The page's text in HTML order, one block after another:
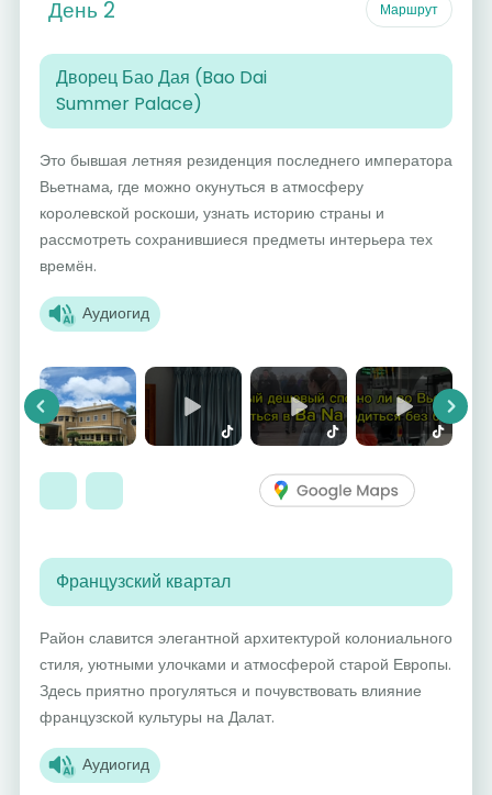
День 2 Маршрут
Дворец Бао Дая (Bao Dai
Summer Palace)
Это бывшая летняя резиденция последнего императора
Вьетнама, где можно окунуться в атмосферу
королевской роскоши, узнать историю страны и
рассмотреть сохранившиеся предметы интерьера тех
времён.
Аудиогид
Previous Next
Французский квартал
Район славится элегантной архитектурой колониального
стиля, уютными улочками и атмосферой старой Европы.
Здесь приятно прогуляться и почувствовать влияние
французской культуры на Далат.
Аудиогид